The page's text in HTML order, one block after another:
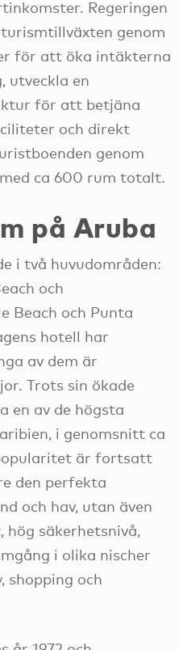
Regeringen
genom
för att öka intäkterna
utveckla en
för att betjäna
och direkt
genom
ca 600 rum totalt.
på Aruba
i två huvudområden:
och
Beach och Punta
hotell har
av dem är
Trots sin ökade
en av de högsta
i genomsnitt ca
är fortsatt
den perfekta
och hav, utan även
säkerhetsnivå,
i olika nischer
shopping och